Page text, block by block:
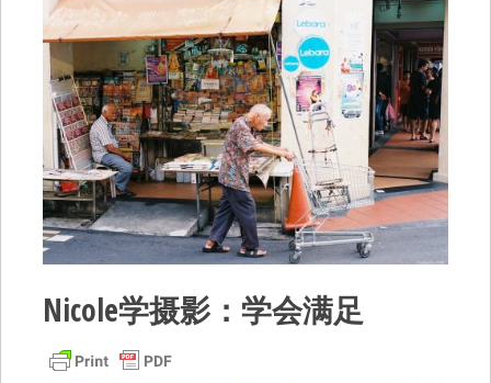
Nicole学摄影：学会满足